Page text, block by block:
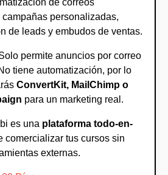
de correos
personalizadas,
de leads y embudos de ventas.
permite anuncios por correo
tiene automatización, por lo
ConvertKit, MailChimp o
para un marketing real.
es una plataforma todo-en-
comercializar tus cursos sin
externas.